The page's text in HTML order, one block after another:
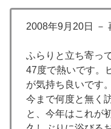
2008年9月20日 －
ふらりと立ち寄っ
47度で熱いです。
が気持ち良いです。
今まで何度と無く
と、今年はこれが